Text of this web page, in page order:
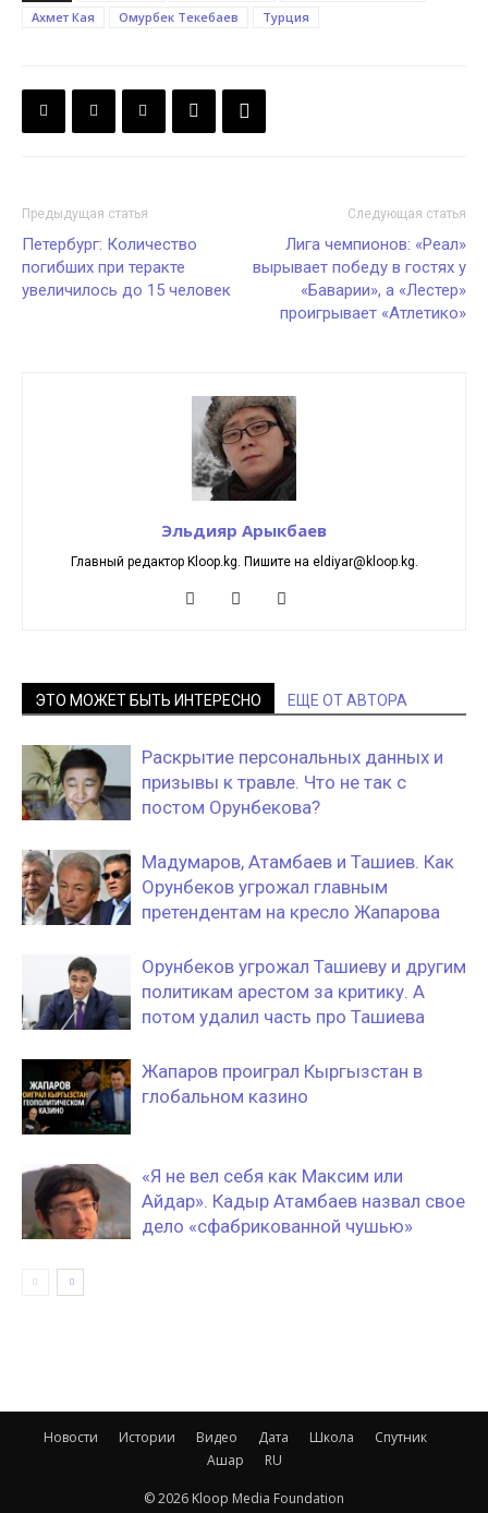
Ахмет Кая
Омурбек Текебаев Турция
Предыдущая статья
Петербург: Количество
погибших при теракте
увеличилось до 15 человек
Следующая статья
Лига чемпионов: «Реал»
вырывает победу в гостях у
«Баварии», а «Лестер»
проигрывает «Атлетико»
Эльдияр Арыкбаев
Главный редактор Kloop.kg. Пишите на eldiyar@kloop.kg.
ЭТО МОЖЕТ БЫТЬ ИНТЕРЕСНО ЕЩЕ ОТ АВТОРА
Раскрытие персональных данных и
призывы к травле. Что не так с
постом Орунбекова?
Мадумаров, Атамбаев и Ташиев. Как
Орунбеков угрожал главным
претендентам на кресло Жапарова
Орунбеков угрожал Ташиеву и другим
политикам арестом за критику. А
потом удалил часть про Ташиева
Жапаров проиграл Кыргызстан в
глобальном казино
«Я не вел себя как Максим или
Айдар». Кадыр Атамбаев назвал свое
дело «сфабрикованной чушью»
Новости Истории Видео Дата Школа
Спутник
Ашар
RU
© 2026 Kloop Media Foundation